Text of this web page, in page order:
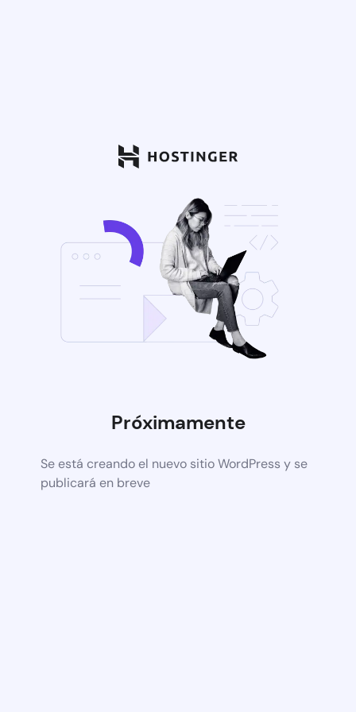
Próximamente
Se está creando el nuevo sitio WordPress y se
publicará en breve